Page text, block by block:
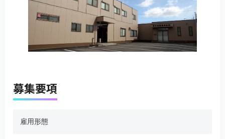
募集要項
雇用形態